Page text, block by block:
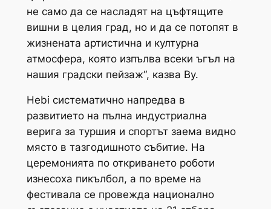
не само да се насладят на цъфтящите
вишни в целия град, но и да се потопят в
жизнената артистична и културна
атмосфера, която изпълва всеки ъгъл на
нашия градски пейзаж“, казва Ву.
Hebi систематично напредва в
развитието на пълна индустриална
верига за туршия и спортът заема видно
място в тазгодишното събитие. На
церемонията по откриването роботи
изнесоха пикълбол, а по време на
фестивала се провежда национално